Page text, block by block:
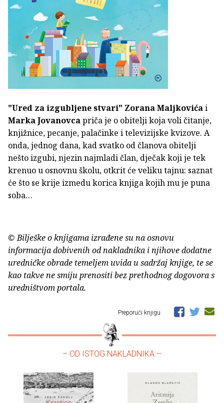
"Ured za izgubljene stvari" Zorana Maljkovićai
Marka Jovanovcapriča je o obitelji koja voli čitanje,
knjižnice, pecanje, palačinke i televizijske kvizove. A
onda, jednog dana, kad svatko od članova obitelji
nešto izgubi, njezin najmladi član, dječak koji je tek
krenuo u osnovnu školu, otkrit će veliku tajnu: saznat
će što se krije izmedu korica knjiga kojih mu je puna
soba…
© Bilješke o knjigama izrađene su na osnovu
informacija dobivenih od nakladnika i njihove dodatne
uredničke obrade temeljem uvida u sadržaj knjige, te se
kao takve ne smiju prenositi bez prethodnog dogovora s
uredništvom portala.
Preporuči knjigu
– OD ISTOG NAKLADNIKA –